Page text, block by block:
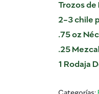
Trozos de
2-3 chile
.75 oz
.25 Mezcal
1 Rodaja
Categorías: